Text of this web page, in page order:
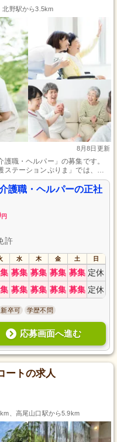
北野駅から3.5km
8月8日更新
職・ヘルパー」の募集です。
ステーションぷりま」では、東
る環境を提供しています。介護
活を支えるために一緒に働きま
たりキャリアアップを目指す方
熱を持つ方、ぜひご応募くださ
護職・ヘルパーの正社
円
許
水 木 金 土 日
募集 募集 募集 募集 定休
募集 募集 募集 募集 定休
新卒可 学歴不問
応募画面へ進む
ートの求人
、高尾山口駅から5.9km